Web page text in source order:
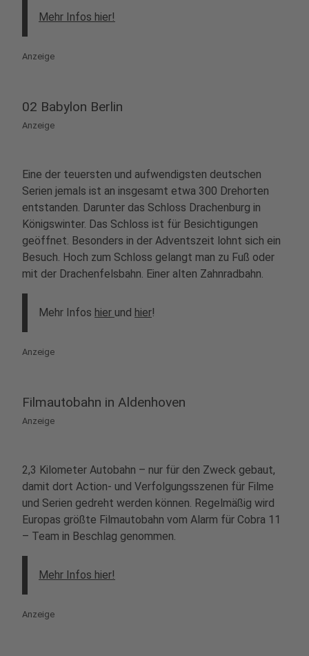
Mehr Infos hier!
Anzeige
02 Babylon Berlin
Anzeige
Eine der teuersten und aufwendigsten deutschen
Serien jemals ist an insgesamt etwa 300 Drehorten
entstanden. Darunter das Schloss Drachenburg in
Königswinter. Das Schloss ist für Besichtigungen
geöffnet. Besonders in der Adventszeit lohnt sich ein
Besuch. Hoch zum Schloss gelangt man zu Fuß oder
mit der Drachenfelsbahn. Einer alten Zahnradbahn.
Mehr Infos hier und hier!
Anzeige
Filmautobahn in Aldenhoven
Anzeige
2,3 Kilometer Autobahn – nur für den Zweck gebaut,
damit dort Action- und Verfolgungsszenen für Filme
und Serien gedreht werden können. Regelmäßig wird
Europas größte Filmautobahn vom Alarm für Cobra 11
– Team in Beschlag genommen.
Mehr Infos hier!
Anzeige